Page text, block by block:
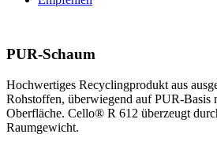
PUR-Schaum
Hochwertiges Recyclingprodukt aus
Rohstoffen, überwiegend auf PUR-Basis
Oberfläche. Cello® R 612 überzeugt
Raumgewicht.